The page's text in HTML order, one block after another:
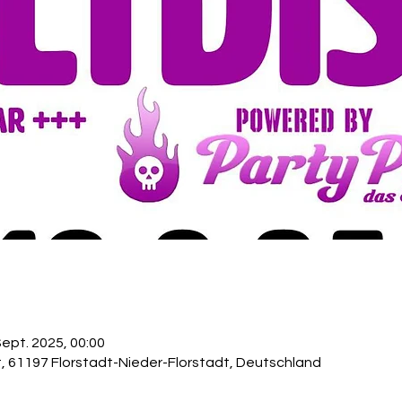
2025, 00:00
Florstadt-Nieder-Florstadt, Deutschland